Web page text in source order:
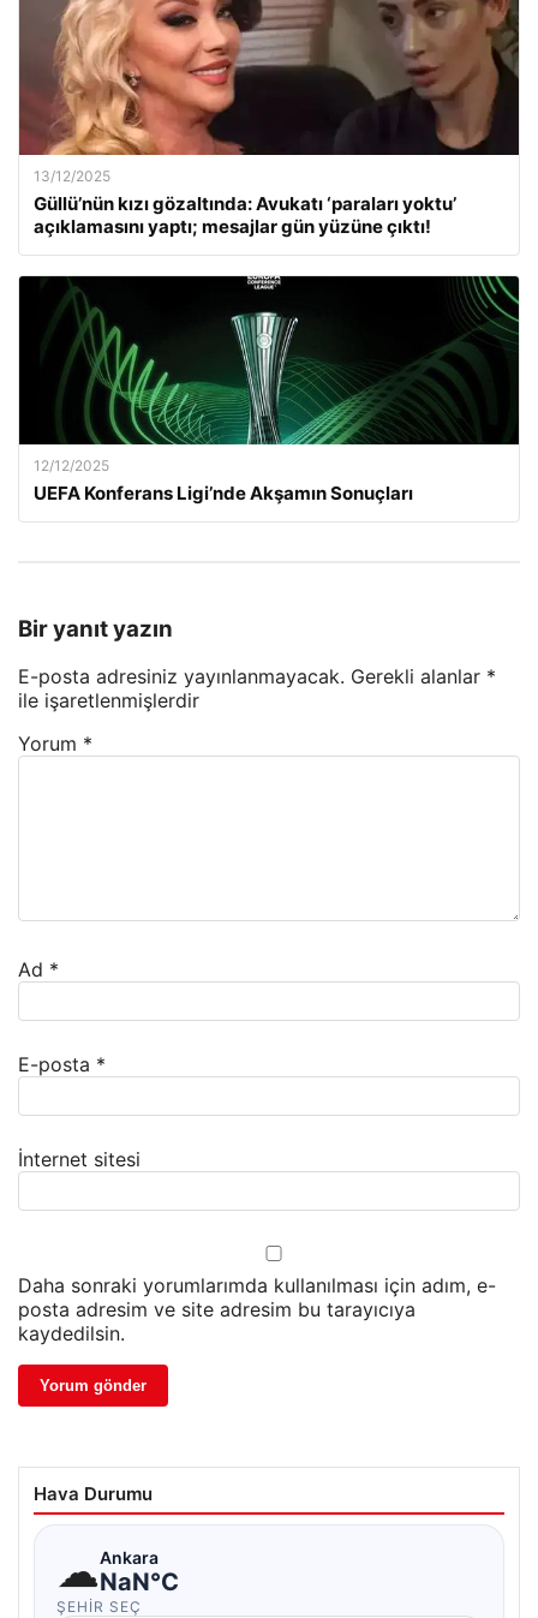
13/12/2025
Güllü’nün kızı gözaltında: Avukatı ‘paraları yoktu’
açıklamasını yaptı; mesajlar gün yüzüne çıktı!
12/12/2025
UEFA Konferans Ligi’nde Akşamın Sonuçları
Bir yanıt yazın
E-posta adresiniz yayınlanmayacak. Gerekli alanlar *
ile işaretlenmişlerdir
Yorum *
Ad *
E-posta *
İnternet sitesi
Daha sonraki yorumlarımda kullanılması için adım, e-
posta adresim ve site adresim bu tarayıcıya
kaydedilsin.
Hava Durumu
☁Ankara
NaN°C
ŞEHIR SEÇ